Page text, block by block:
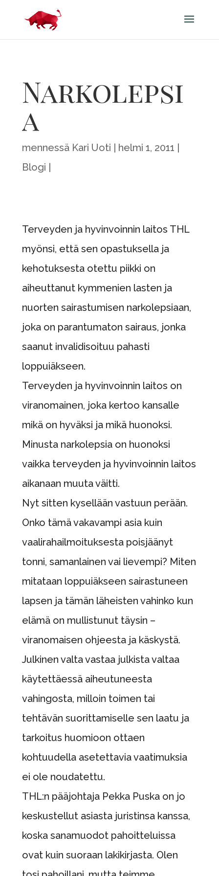
Narkolepsi
a
mennessä Kari Uoti
helmi 1, 2011
Blogi
Terveyden ja hyvinvoinnin laitos THL
myönsi, että sen opastuksella ja
kehotuksesta otettu piikki on
aiheuttanut kymmenien lasten ja
nuorten sairastumisen narkolepsiaan,
joka on parantumaton sairaus, jonka
saanut invalidisoituu pahasti
loppuiäkseen.
Terveyden ja hyvinvoinnin laitos on
viranomainen, joka kertoo kansalle
mikä on hyväksi ja mikä huonoksi.
Minusta narkolepsia on huonoksi
vaikka terveyden ja hyvinvoinnin laitos
aikanaan muuta väitti.
Nyt sitten kysellään vastuun perään.
Onko tämä vakavampi asia kuin
vaalirahailmoituksesta poisjäänyt
tonni, samanlainen vai lievempi? Miten
mitataan loppuiäkseen sairastuneen
lapsen ja tämän läheisten vahinko kun
elämä on mullistunut täysin –
viranomaisen ohjeesta ja käskystä.
Julkinen valta vastaa julkista valtaa
käytettäessä aiheutuneesta
vahingosta, milloin toimen tai
tehtävän suorittamiselle sen laatu ja
tarkoitus huomioon ottaen
kohtuudella asetettavia vaatimuksia
ei ole noudatettu.
THL:n pääjohtaja Pekka Puska on jo
keskustellut asiasta juristinsa kanssa,
koska sanamuodot pahoitteluissa
ovat kuin suoraan lakikirjasta. Olen